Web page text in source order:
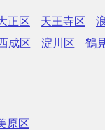
正区 天王寺区
成区 淀川区 鶴
原区